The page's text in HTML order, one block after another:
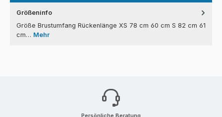
Größeninfo
Größe Brustumfang Rückenlänge XS 78 cm 60 cm S 82 cm 61
cm… Mehr
Persönliche Beratung